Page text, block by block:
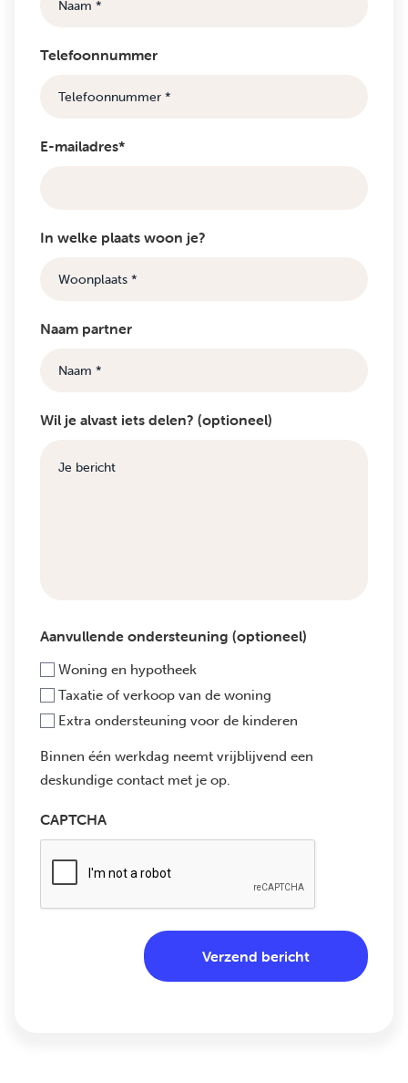
Telefoonnummer
E-mailadres*
In welke plaats woon je?
Naam partner
Wil je alvast iets delen? (optioneel)
Aanvullende ondersteuning (optioneel)
Woning en hypotheek
Taxatie of verkoop van de woning
Extra ondersteuning voor de kinderen
Binnen één werkdag neemt vrijblijvend een
deskundige contact met je op.
CAPTCHA